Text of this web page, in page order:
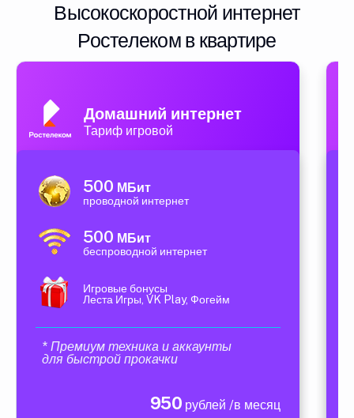
Высокоскоростной интернет
Ростелеком в квартире
Домашний интернет
Тариф игровой
500 МБит
проводной интернет
500 МБит
беспроводной интернет
Игровые бонусы
Леста Игры, VK Play, Фогейм
* Премиум техника и аккаунты
для быстрой прокачки
950 рублей /в месяц